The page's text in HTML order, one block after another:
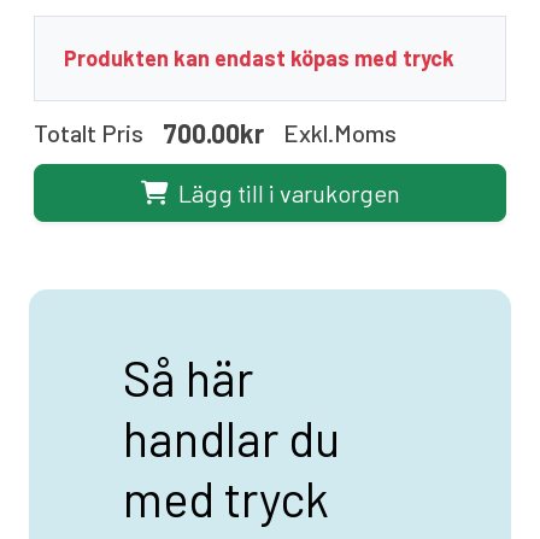
Produkten kan endast köpas med tryck
Totalt Pris 700.00kr Exkl.moms
Lägg till i varukorgen
Så här
handlar du
med tryck